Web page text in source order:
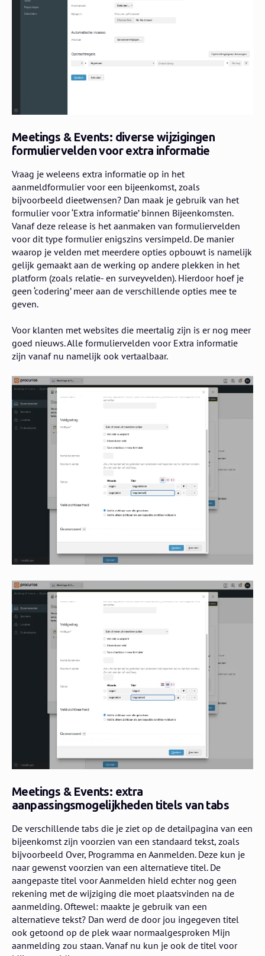
Meetings & Events: diverse wijzigingen
formuliervelden voor extra informatie
Vraag je weleens extra informatie op in het
aanmeldformulier voor een bijeenkomst, zoals
bijvoorbeeld dieetwensen? Dan maak je gebruik van het
formulier voor ‘Extra informatie’ binnen Bijeenkomsten.
Vanaf deze release is het aanmaken van formuliervelden
voor dit type formulier enigszins versimpeld. De manier
waarop je velden met meerdere opties opbouwt is namelijk
gelijk gemaakt aan de werking op andere plekken in het
platform (zoals relatie- en surveyvelden). Hierdoor hoef je
geen ‘codering’ meer aan de verschillende opties mee te
geven.
Voor klanten met websites die meertalig zijn is er nog meer
goed nieuws. Alle formuliervelden voor Extra informatie
zijn vanaf nu namelijk ook vertaalbaar.
Meetings & Events: extra
aanpassingsmogelijkheden titels van tabs
De verschillende tabs die je ziet op de detailpagina van een
bijeenkomst zijn voorzien van een standaard tekst, zoals
bijvoorbeeld Over, Programma en Aanmelden. Deze kun je
naar gewenst voorzien van een alternatieve titel. De
aangepaste titel voor Aanmelden hield echter nog geen
rekening met de wijziging die moet plaatsvinden na de
aanmelding. Oftewel: maakte je gebruik van een
alternatieve tekst? Dan werd de door jou ingegeven titel
ook getoond op de plek waar normaalgesproken Mijn
aanmelding zou staan. Vanaf nu kun je ook de titel voor